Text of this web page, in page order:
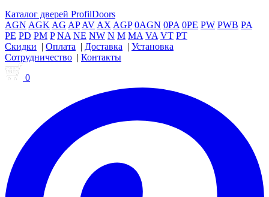
Каталог дверей ProfilDoors
AGN AGKAG APAVAXAGP 0AGN 0PA 0PE PW PWB PA
PE PD PM P NA NE NW N M MA VA VT PT
Скидки
Оплата Доставка
Установка
Сотрудничество
Контакты
0